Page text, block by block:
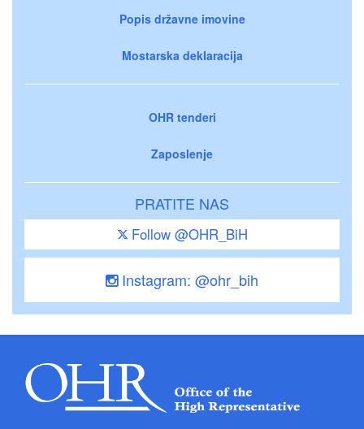
Popis državne imovine
Mostarska deklaracija
OHR tenderi
Zaposlenje
PRATITE NAS
Follow @OHR_BiH
Instagram: @ohr_bih